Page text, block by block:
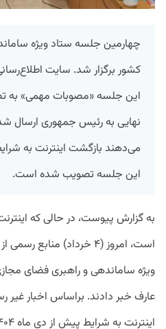
چهارمین جلسه ستاد ویژه
کشور برگزار شد. سایت
این جلسه «مصوبات مهمی» به
نهایی به رئیس جمهوری ارسال
این جلسه تصویب شده است.
است، امروز (۴ خرداد)
ویژه ساماندهی و راهبری فضای
عارف خبر دادند. براساس اخبار